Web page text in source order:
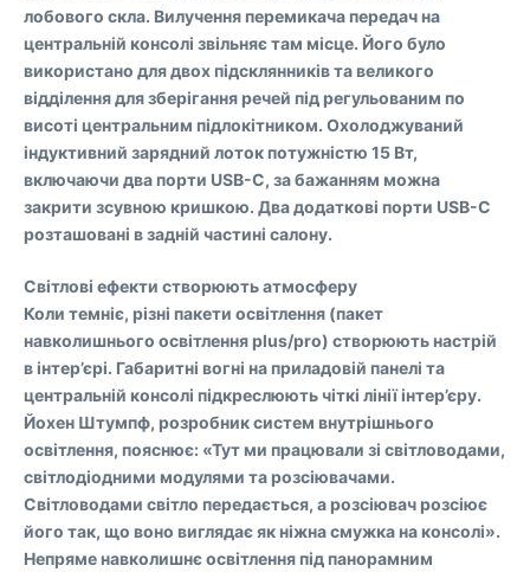
лобового скла. Вилучення перемикача передач на
центральній консолі звільняє там місце. Його було
використано для двох підсклянників та великого
відділення для зберігання речей під регульованим по
висоті центральним підлокітником. Охолоджуваний
індуктивний зарядний лоток потужністю 15 Вт,
включаючи два порти USB-C, за бажанням можна
закрити зсувною кришкою. Два додаткові порти USB-C
розташовані в задній частині салону.
Світлові ефекти створюють атмосферу
Коли темніє, різні пакети освітлення (пакет
навколишнього освітлення plus/pro) створюють настрій
в інтер’єрі. Габаритні вогні на приладовій панелі та
центральній консолі підкреслюють чіткі лінії інтер’єру.
Йохен Штумпф, розробник систем внутрішнього
освітлення, пояснює: «Тут ми працювали зі світловодами,
світлодіодними модулями та розсіювачами.
Світловодами світло передається, а розсіювач розсіює
його так, що воно виглядає як ніжна смужка на консолі».
Непряме навколишнє освітлення під панорамним